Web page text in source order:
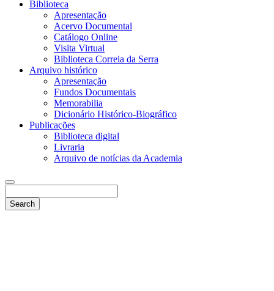
Biblioteca
Apresentação
Acervo Documental
Catálogo Online
Visita Virtual
Biblioteca Correia da Serra
Arquivo histórico
Apresentação
Fundos Documentais
Memorabilia
Dicionário Histórico-Biográfico
Publicações
Biblioteca digital
Livraria
Arquivo de notícias da Academia